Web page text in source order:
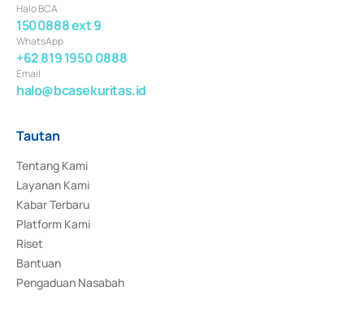
Halo BCA
1500888 ext 9
WhatsApp
+62 819 1950 0888
Email
halo@bcasekuritas.id
Tautan
Tentang Kami
Layanan Kami
Kabar Terbaru
Platform Kami
Riset
Bantuan
Pengaduan Nasabah